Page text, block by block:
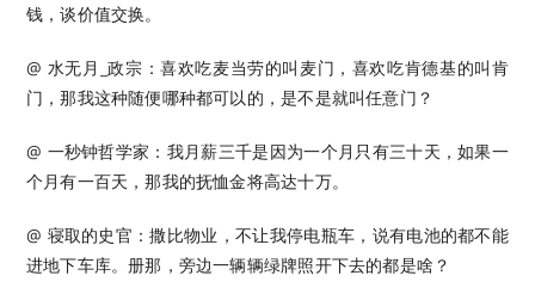
钱，谈价值交换。
@ 水无月_政宗：喜欢吃麦当劳的叫麦门，喜欢吃肯德基的叫肯
门，那我这种随便哪种都可以的，是不是就叫任意门？
@ 一秒钟哲学家：我月薪三千是因为一个月只有三十天，如果一
个月有一百天，那我的抚恤金将高达十万。
@ 寝取的史官：撒比物业，不让我停电瓶车，说有电池的都不能
进地下车库。册那，旁边一辆辆绿牌照开下去的都是啥？